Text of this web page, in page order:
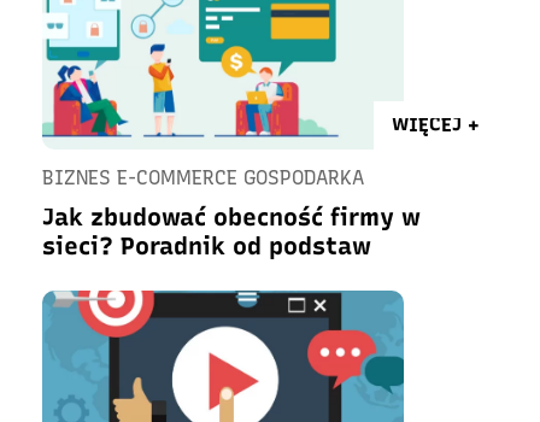
WIĘCEJ +
BIZNES E-COMMERCE GOSPODARKA
Jak zbudować obecność firmy w
sieci? Poradnik od podstaw